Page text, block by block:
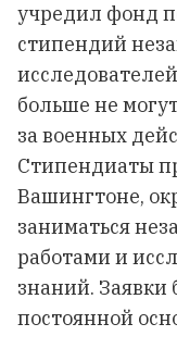
учредил фонд
стипендий
больше не
за военных
Стипендиаты
Вашингтоне,
заниматься
работами и
знаний. Заявки
постоянной